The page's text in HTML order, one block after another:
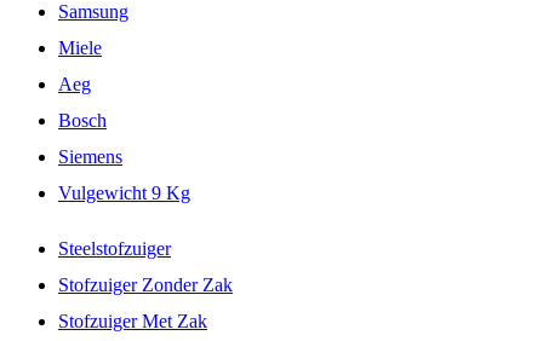
Samsung
Miele
Aeg
Bosch
Siemens
Vulgewicht 9 Kg
Steelstofzuiger
Stofzuiger Zonder Zak
Stofzuiger Met Zak